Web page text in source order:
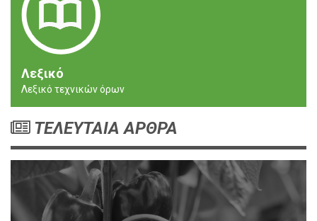
Λεξικό
Λεξικό τεχνικών όρων
ΤΕΛΕΥΤΑΙΑ ΑΡΘΡΑ